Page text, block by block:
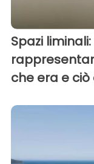
Spazi
che era e